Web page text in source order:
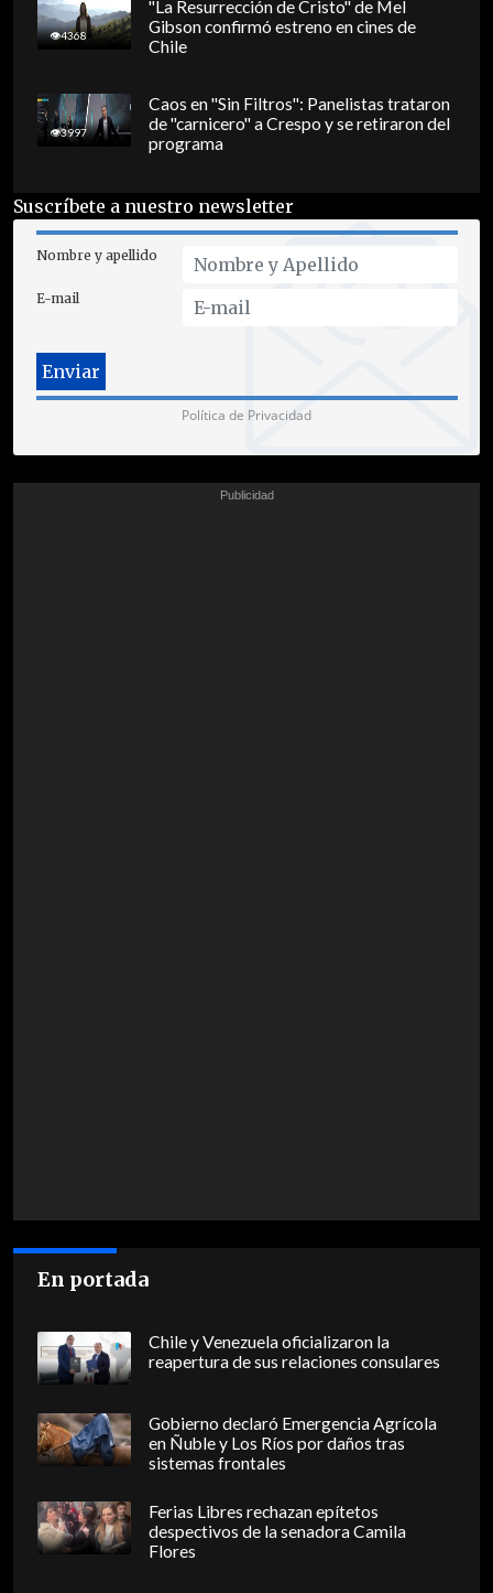
4368
"La Resurrección de Cristo" de Mel
Gibson confirmó estreno en cines de
Chile
3997
Caos en "Sin Filtros": Panelistas trataron
de "carnicero" a Crespo y se retiraron del
programa
Suscríbete a nuestro newsletter
Nombre y apellido
E-mail
Política de Privacidad
En portada
Chile y Venezuela oficializaron la
reapertura de sus relaciones consulares
Gobierno declaró Emergencia Agrícola
en Ñuble y Los Ríos por daños tras
sistemas frontales
Ferias Libres rechazan epítetos
despectivos de la senadora Camila
Flores